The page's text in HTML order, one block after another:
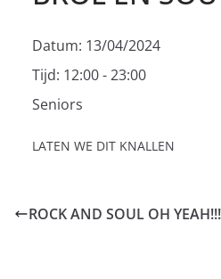
Datum: 13/04/2024
Tijd: 12:00 - 23:00
Seniors
LATEN WE DIT KNALLEN
ROCK AND SOUL OH